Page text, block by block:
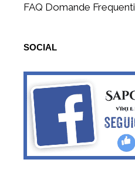
FAQ Domande Frequenti
SOCIAL